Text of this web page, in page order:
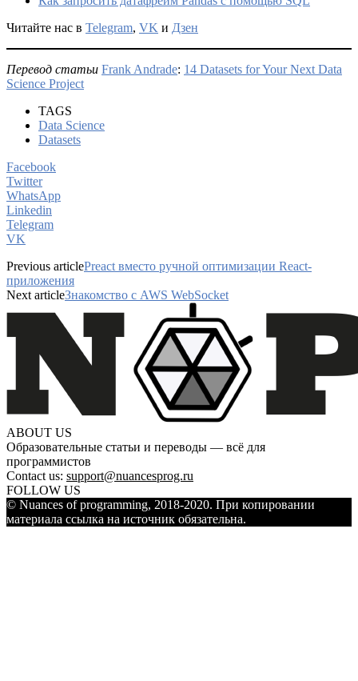
Читайте нас в Telegram, VK и Дзен
Перевод статьи Frank Andrade: 14 Datasets for Your Next Data
Science Project
TAGS
Data Science
Datasets
Facebook
Twitter
WhatsApp
Linkedin
Telegram
VK
Previous articlePreact вместо ручной оптимизации React-
приложения
Next articleЗнакомство с AWS WebSocket
ABOUT US
Образовательные статьи и переводы — всё для
программистов
Contact us: support@nuancesprog.ru
FOLLOW US
© Nuances of programming, 2018-2020. При копировании
материала ссылка на источник обязательна.